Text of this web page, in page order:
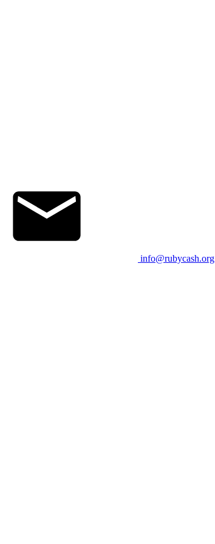
info@rubycash.org